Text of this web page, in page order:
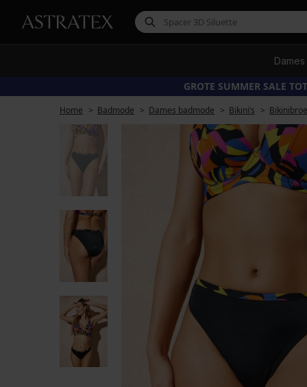
Dames
GROTE SUMMER SALE
Home Badmode Dames badmode Bikini’s